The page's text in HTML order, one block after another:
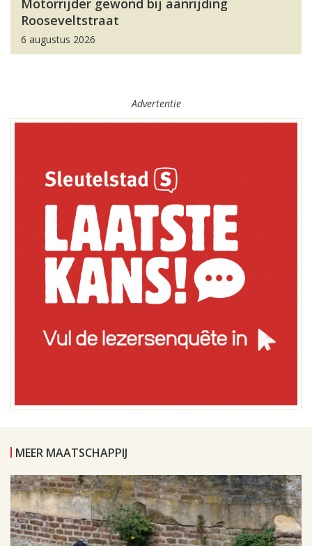
Motorrijder gewond bij aanrijding
Rooseveltstraat
6 augustus 2026
Advertentie
MEER MAATSCHAPPIJ